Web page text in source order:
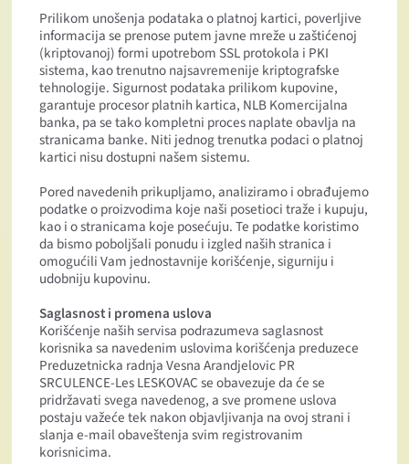
Prilikom unošenja podataka o platnoj kartici, poverljive
informacija se prenose putem javne mreže u zaštićenoj
(kriptovanoj) formi upotrebom SSL protokola i PKI
sistema, kao trenutno najsavremenije kriptografske
tehnologije. Sigurnost podataka prilikom kupovine,
garantuje procesor platnih kartica, NLB Komercijalna
banka, pa se tako kompletni proces naplate obavlja na
stranicama banke. Niti jednog trenutka podaci o platnoj
kartici nisu dostupni našem sistemu.
Pored navedenih prikupljamo, analiziramo i obrađujemo
podatke o proizvodima koje naši posetioci traže i kupuju,
kao i o stranicama koje posećuju. Te podatke koristimo
da bismo poboljšali ponudu i izgled naših stranica i
omogućili Vam jednostavnije korišćenje, sigurniju i
udobniju kupovinu.
Saglasnost i promena uslova
Korišćenje naših servisa podrazumeva saglasnost
korisnika sa navedenim uslovima korišćenja preduzece
Preduzetnicka radnja Vesna Arandjelovic PR
SRCULENCE-Les LESKOVAC se obavezuje da će se
pridržavati svega navedenog, a sve promene uslova
postaju važeće tek nakon objavljivanja na ovoj strani i
slanja e-mail obaveštenja svim registrovanim
korisnicima.